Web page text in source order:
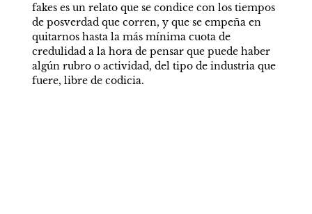
fakes es un relato que se condice con los tiempos
de posverdad que corren, y que se empeña en
quitarnos hasta la más mínima cuota de
credulidad a la hora de pensar que puede haber
algún rubro o actividad, del tipo de industria que
fuere, libre de codicia.